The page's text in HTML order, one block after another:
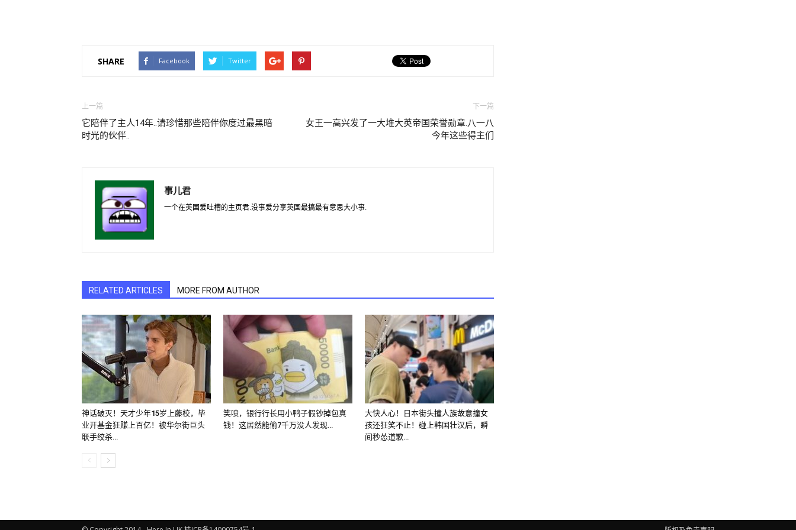
SHARE Facebook Twitter
上一篇
它陪伴了主人14年..请珍惜那些陪伴你度过最黑暗
时光的伙伴..
下一篇
女王一高兴发了一大堆大英帝国荣誉勋章.八一八
今年这些得主们
事儿君
一个在英国爱吐槽的主页君.没事爱分享英国最搞最有意思大小事.
RELATED ARTICLES MORE FROM AUTHOR
神话破灭！天才少年15岁上藤校，毕
业开基金狂赚上百亿！被华尔街巨头
联手绞杀…
笑喷，银行行长用小鸭子假钞掉包真
钱！这居然能偷7千万没人发现…
大快人心！日本街头撞人族故意撞女
孩还狂笑不止！碰上韩国壮汉后，瞬
间秒怂道歉…